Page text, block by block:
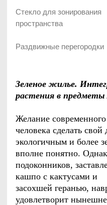
Стекло для зонирования
пространства
Раздвижные перегородки
Зеленое жилье.
растения в предметы
Желание современного
человека сделать свой
экологичным и более
вполне понятно.
подоконников,
кашпо с кактусами и
засохшей геранью,
удовлетворит